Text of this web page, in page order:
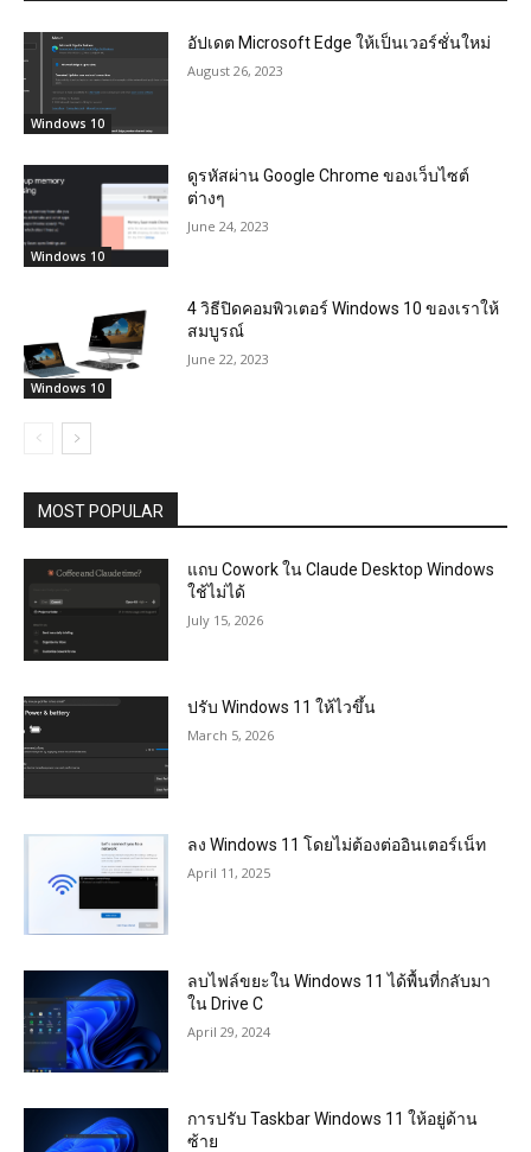
Windows 10
อัปเดต Microsoft Edge ให้เป็นเวอร์ชั่นใหม่
August 26, 2023
Windows 10
ดูรหัสผ่าน Google Chrome ของเว็บไซต์
ต่างๆ
June 24, 2023
Windows 10
4 วิธีปิดคอมพิวเตอร์ Windows 10 ของเราให้
สมบูรณ์
June 22, 2023
MOST POPULAR
แถบ Cowork ใน Claude Desktop Windows
ใช้ไม่ได้
July 15, 2026
ปรับ Windows 11 ให้ไวขึ้น
March 5, 2026
ลง Windows 11 โดยไม่ต้องต่ออินเตอร์เน็ท
April 11, 2025
ลบไฟล์ขยะใน Windows 11 ได้พื้นที่กลับมา
ใน Drive C
April 29, 2024
การปรับ Taskbar Windows 11 ให้อยู่ด้าน
ซ้าย